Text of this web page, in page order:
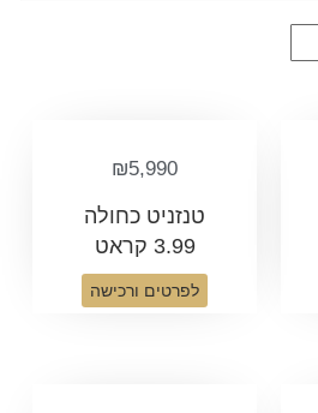
₪5,990
טנזניט כחולה
3.99 קראט
לפרטים ורכישה